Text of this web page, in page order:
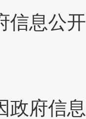
信息公
政府信